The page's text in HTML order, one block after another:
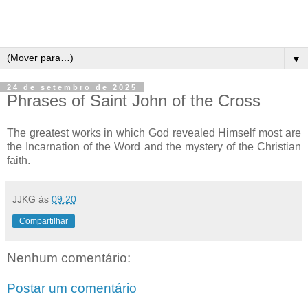
▼
24 de setembro de 2025
Phrases of Saint John of the Cross
The greatest works in which God revealed Himself most are
the Incarnation of the Word and the mystery of the Christian
faith.
JJKG às 09:20
Compartilhar
Nenhum comentário:
Postar um comentário